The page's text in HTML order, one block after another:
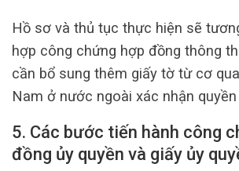
Hồ sơ và thủ tục thực hiện sẽ
hợp công chứng hợp đồng thông
cần bổ sung thêm giấy tờ từ cơ
Nam ở nước ngoài xác nhận quyền
5. Các bước tiến hành công
đồng ủy quyền và giấy ủy